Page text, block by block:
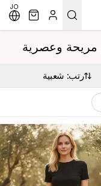
JO
مريحة وعصرية
رتب: شعبية